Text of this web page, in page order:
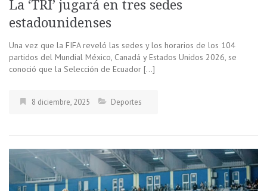
La ‘TRI’ jugará en tres sedes
estadounidenses
Una vez que la FIFA reveló las sedes y los horarios de los 104
partidos del Mundial México, Canadá y Estados Unidos 2026, se
conoció que la Selección de Ecuador […]
8 diciembre, 2025 Deportes